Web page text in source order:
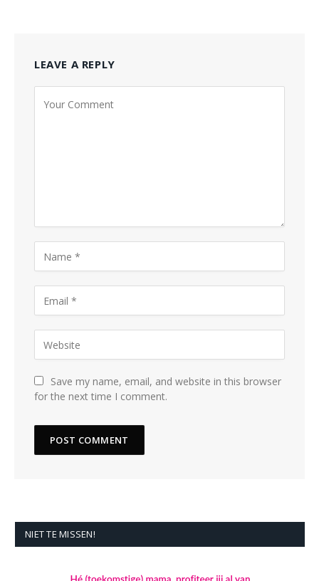
LEAVE A REPLY
Save my name, email, and website in this browser
for the next time I comment.
NIET TE MISSEN!